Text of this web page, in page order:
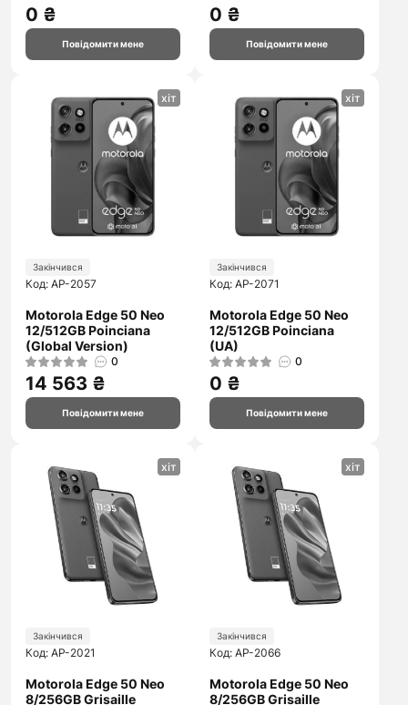
0 ₴
Повідомити мене
0 ₴
Повідомити мене
хіт
Закінчився
Код: AP-2057
Motorola Edge 50 Neo
12/512GB Poinciana
(Global Version)
0
14 563 ₴
Повідомити мене
хіт
Закінчився
Код: AP-2071
Motorola Edge 50 Neo
12/512GB Poinciana
(UA)
0
0 ₴
Повідомити мене
хіт
Закінчився
Код: AP-2021
Motorola Edge 50 Neo
8/256GB Grisaille
хіт
Закінчився
Код: AP-2066
Motorola Edge 50 Neo
8/256GB Grisaille